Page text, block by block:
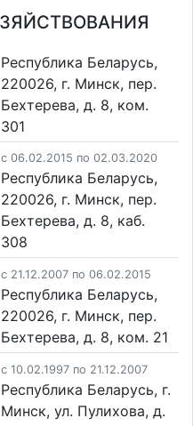
Республика Беларусь,
220026, г. Минск, пер.
Бехтерева, д. 8, ком.
301
c 06.02.2015 по 02.03.2020
Республика Беларусь,
220026, г. Минск, пер.
Бехтерева, д. 8, каб.
308
c 21.12.2007 по 06.02.2015
Республика Беларусь,
220026, г. Минск, пер.
Бехтерева, д. 8, ком. 21
c 10.02.1997 по 21.12.2007
Республика Беларусь, г.
Минск, ул. Пулихова, д.